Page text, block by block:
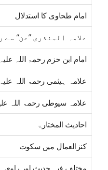
امام طحاوی کا استدلال
علامہ المنذری ’’عن‘‘
امام ابن حزم رحمۃ اللہ
علامہ ہیثمی رحمۃ اللہ
علامہ سیوطی رحمۃ اللہ
احادیث المختارۃ
کنزالعمال میں سکوت